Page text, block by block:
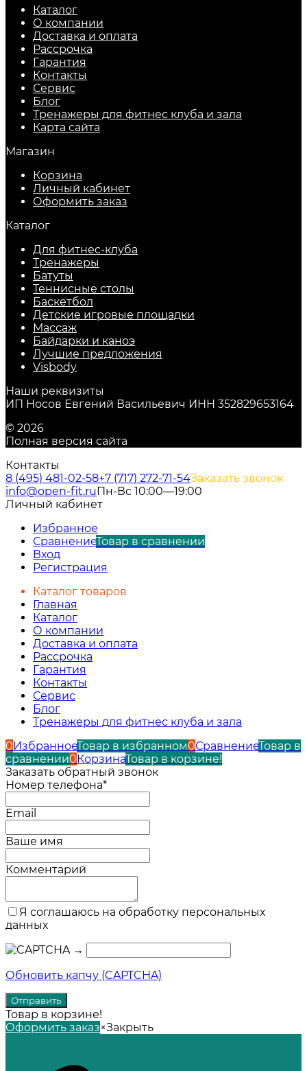
Каталог
О компании
Доставка и оплата
Рассрочка
Гарантия
Контакты
Сервис
Блог
Тренажеры для фитнес клуба и зала
Карта сайта
Магазин
Корзина
Личный кабинет
Оформить заказ
Каталог
Для фитнес-клуба
Тренажеры
Батуты
Теннисные столы
Баскетбол
Детские игровые площадки
Массаж
Байдарки и каноэ
Лучшие предложения
Visbody
Наши реквизиты
ИП Носов Евгений Васильевич ИНН 352829653164
© 2026
Полная версия сайта
Контакты
8 (495) 481-02-58+7 (717) 272-71-54Заказать звонок
info@open-fit.ruПн-Вс 10:00—19:00
Личный кабинет
Избранное
СравнениеТовар в сравнении
Вход
Регистрация
Каталог товаров
Главная
Каталог
О компании
Доставка и оплата
Рассрочка
Гарантия
Контакты
Сервис
Блог
Тренажеры для фитнес клуба и зала
0ИзбранноеТовар в избранном0СравнениеТовар в
сравнении0КорзинаТовар в корзине!
Заказать обратный звонок
Номер телефона*
Email
Ваше имя
Комментарий
Я соглашаюсь на обработку персональных
данных
→
Обновить капчу (CAPTCHA)
Товар в корзине!
Оформить заказ×Закрыть